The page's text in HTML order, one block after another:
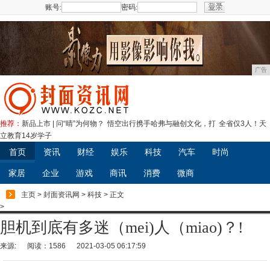
账号: 密码:
广告
推荐： 新品上市 | 问“晴”为何物？ 悟空出行携手哈弗与融创文化，打 全省仅3人！天
立教育14岁学子
首页 资讯 财经 娱乐 科技 汽车 时尚
家居 企业 游戏 商讯 消费 微商
主页 > 封面资讯网 > 科技 > 正文
>
胆机到底有多迷（mei)人（miao)？!
来源: 阅读：1586 2021-03-05 06:17:59